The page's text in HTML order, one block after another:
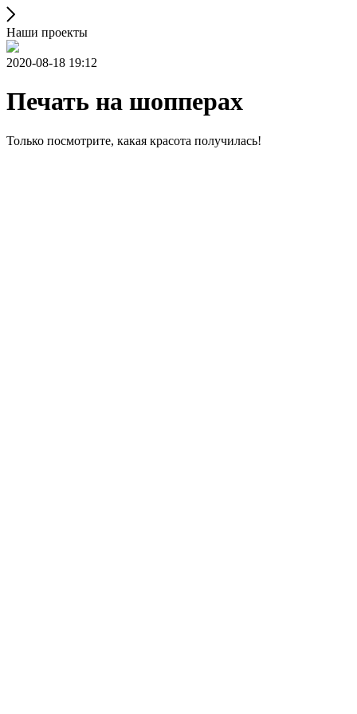
Наши проекты
2020-08-18 19:12
Печать на шопперах
Только посмотрите, какая красота получилась!